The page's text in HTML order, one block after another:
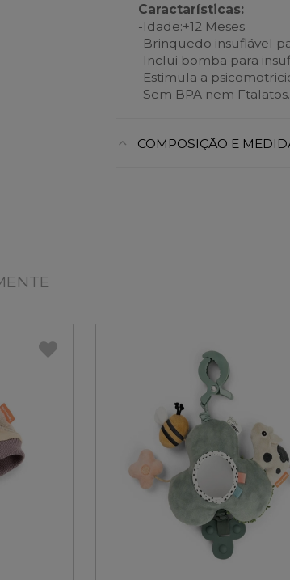
Caractarísticas:
-Idade:+12 Meses
-Brinquedo insuflável
-Inclui bomba para
-Estimula a
-Sem BPA nem Ftalatos.
COMPOSIÇÃO E